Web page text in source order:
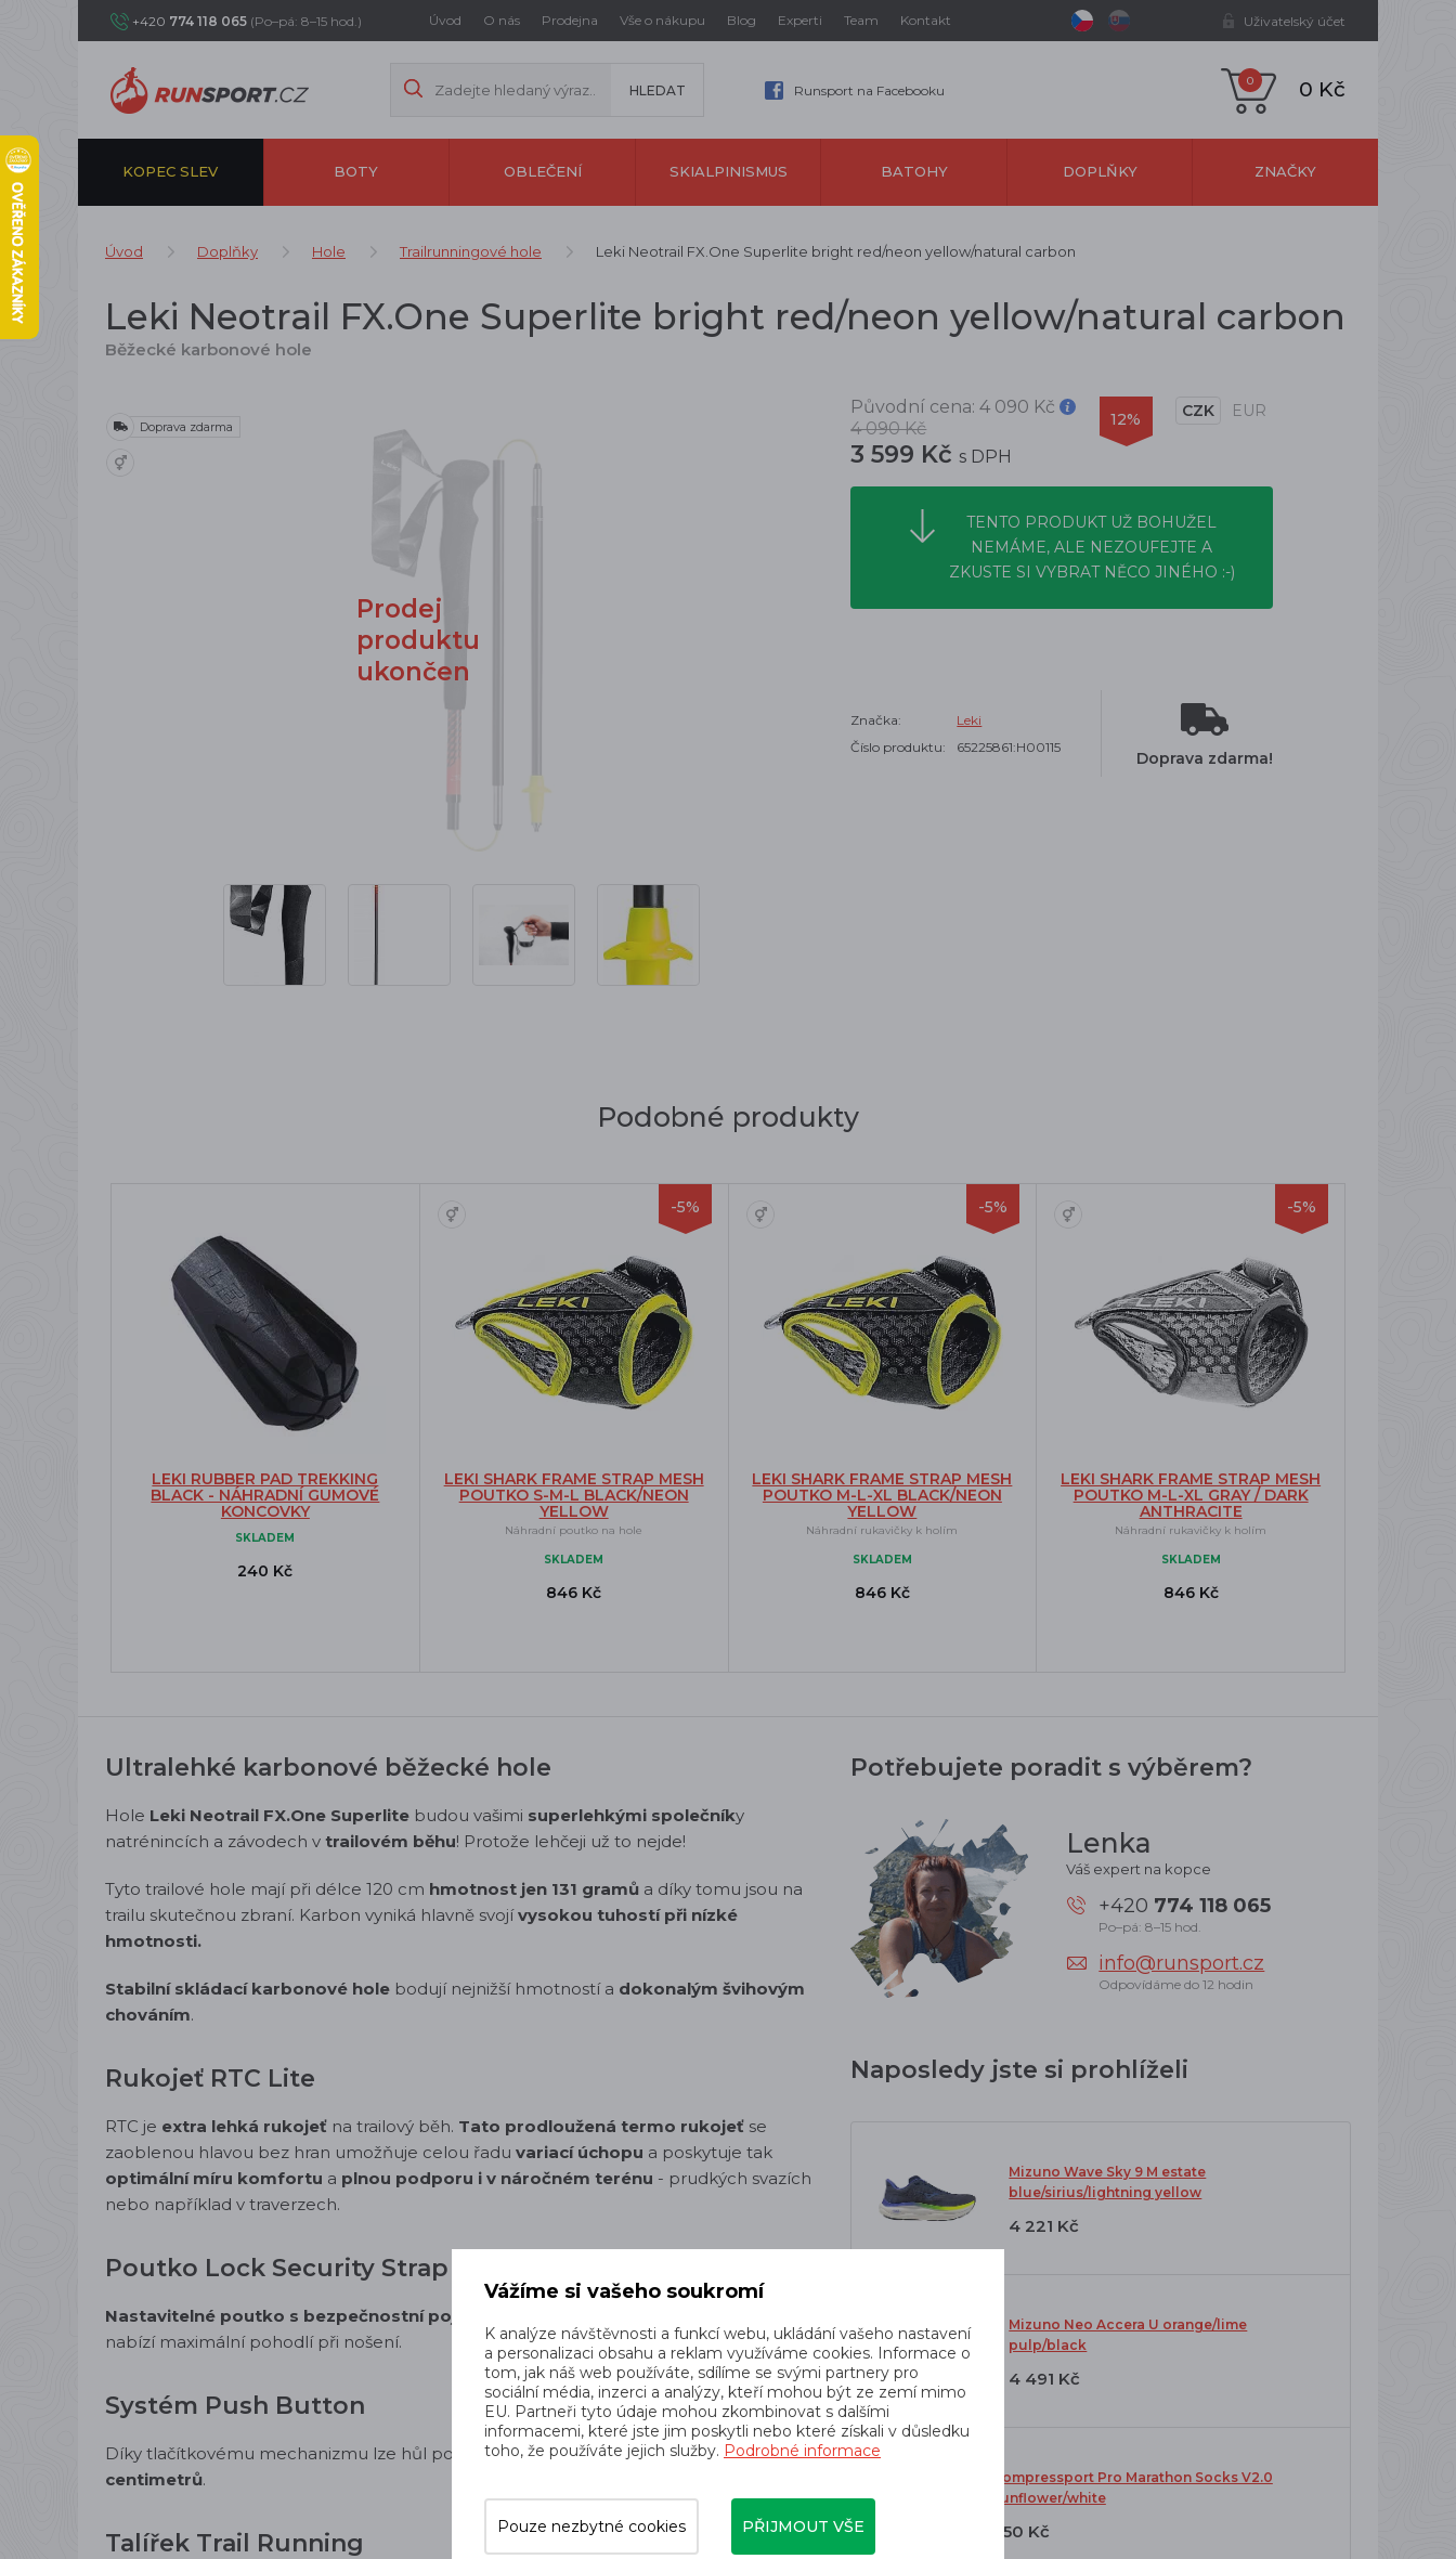
+420 774 118 065 (Po–pá: 8–15 hod.) Úvod O nás Prodejna Vše o nákupu Blog Experti Team Kontakt Uživatelský účet
Runsport na Facebooku
0 0 Kč
KOPEC SLEV BOTY OBLEČENÍ SKIALPINISMUS BATOHY DOPLŇKY ZNAČKY
Úvod Doplňky Hole Trailrunningové hole Leki Neotrail FX.One Superlite bright red/neon yellow/natural carbon
Leki Neotrail FX.One Superlite bright red/neon yellow/natural carbon
Běžecké karbonové hole
Doprava zdarma
Prodej
produktu
ukončen
Původní cena:4 090 Kč
4 090 Kč
3 599 Kč s DPH
12% CZK EUR
TENTO PRODUKT UŽ BOHUŽEL
NEMÁME, ALE NEZOUFEJTE A
ZKUSTE SI VYBRAT NĚCO JINÉHO :-)
Značka:
Leki
Číslo produktu:
65225861:H00115
Doprava zdarma!
Podobné produkty
LEKI RUBBER PAD TREKKING
BLACK - NÁHRADNÍ GUMOVÉ
KONCOVKY
SKLADEM
240 Kč
-5%
LEKI SHARK FRAME STRAP MESH
POUTKO S-M-L BLACK/NEON
YELLOW
Náhradní poutko na hole
SKLADEM
846 Kč
-5%
LEKI SHARK FRAME STRAP MESH
POUTKO M-L-XL BLACK/NEON
YELLOW
Náhradní rukavičky k holím
SKLADEM
846 Kč
-5%
LEKI SHARK FRAME STRAP MESH
POUTKO M-L-XL GRAY / DARK
ANTHRACITE
Náhradní rukavičky k holím
SKLADEM
846 Kč
Ultralehké karbonové běžecké hole
Hole Leki Neotrail FX.One Superlite budou vašimi superlehkými společníky
natrénincích a závodech v trailovém běhu! Protože lehčeji už to nejde!
Tyto trailové hole mají při délce 120 cm hmotnost jen 131 gramů a díky tomu jsou na
trailu skutečnou zbraní. Karbon vyniká hlavně svojívysokou tuhostí při nízké
hmotnosti.
Stabilní skládací karbonové hole bodují nejnižší hmotností a dokonalým švihovým
chováním.
Rukojeť RTC Lite
RTC je extra lehká rukojeť na trailový běh. Tato prodloužená termo rukojeť se
zaoblenou hlavou bez hran umožňuje celou řadu variací úchopu a poskytuje tak
optimální míru komfortu a plnou podporu i v náročném terénu - prudkých svazích
nebo například v traverzech.
Poutko Lock Security Strap Skin 4.0
Nastavitelné poutko s bezpečnostní pojistkou
nabízí maximální pohodlí při nošení.
Systém Push Button
Díky tlačítkovému mechanizmu lze hůl pouhým stisknutím tlačítkasložit na délku 35
centimetrů.
Talířek Trail Running
Potřebujete poradit s výběrem?
Lenka
Váš expert na kopce
+420 774 118 065
Po–pá: 8–15 hod.
info@runsport.cz
Odpovídáme do 12 hodin
Naposledy jste si prohlíželi
Mizuno Wave Sky 9 M estate
blue/sirius/lightning yellow
4 221 Kč
Mizuno Neo Accera U orange/lime
pulp/black
4 491 Kč
Compressport Pro Marathon Socks V2.0
sunflower/white
650 Kč
Vážíme si vašeho soukromí
K analýze návštěvnosti a funkcí webu, ukládání vašeho nastavení
a personalizaci obsahu a reklam využíváme cookies. Informace o
tom, jak náš web používáte, sdílíme se svými partnery pro
sociální média, inzerci a analýzy, kteří mohou být ze zemí mimo
EU. Partneři tyto údaje mohou zkombinovat s dalšími
informacemi, které jste jim poskytli nebo které získali v důsledku
toho, že používáte jejich služby. Podrobné informace
Pouze nezbytné cookies PŘIJMOUT VŠE